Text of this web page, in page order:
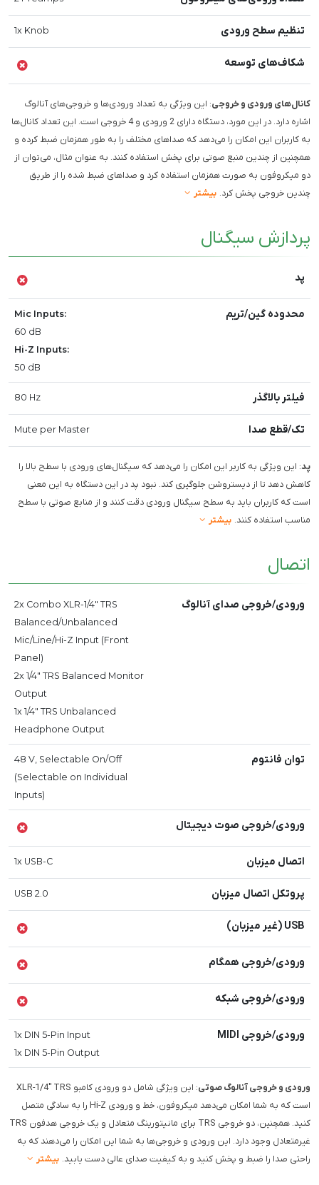
تنظیم سطح ورودی 1x Knob
شکاف‌های توسعه
کانال‌های ورودی و خروجی: این ویژگی به تعداد ورودی‌ها و خروجی‌های آنالوگ
اشاره دارد. در این مورد، دستگاه دارای 2 ورودی و 4 خروجی است. این تعداد کانال‌ها
به کاربران این امکان را می‌دهد که صداهای مختلف را به طور همزمان ضبط کرده و
همچنین از چندین منبع صوتی برای پخش استفاده کنند. به عنوان مثال، می‌توان از
دو میکروفون به صورت همزمان استفاده کرد و صداهای ضبط شده را از طریق
چندین خروجی پخش کرد. بیشتر
پردازش سیگنال
پد
محدوده گین/تریم
Mic Inputs:
60 dB
Hi-Z Inputs:
50 dB
فیلتر بالاگذر 80 Hz
تک/قطع صدا Mute per Master
پد: این ویژگی به کاربر این امکان را می‌دهد که سیگنال‌های ورودی با سطح بالا را
کاهش دهد تا از دیستروشن جلوگیری کند. نبود پد در این دستگاه به این معنی
است که کاربران باید به سطح سیگنال ورودی دقت کنند و از منابع صوتی با سطح
مناسب استفاده کنند. بیشتر
اتصال
ورودی/خروجی صدای آنالوگ
2x Combo XLR-1/4" TRS
Balanced/Unbalanced
Mic/Line/Hi-Z Input (Front
Panel)
2x 1/4" TRS Balanced Monitor
Output
1x 1/4" TRS Unbalanced
Headphone Output
توان فانتوم
48 V, Selectable On/Off
(Selectable on Individual
Inputs)
ورودی/خروجی صوت دیجیتال
اتصال میزبان 1x USB-C
پروتکل اتصال میزبان USB 2.0
USB (غیر میزبان)
ورودی/خروجی همگام
ورودی/خروجی شبکه
ورودی/خروجی MIDI
1x DIN 5-Pin Input
1x DIN 5-Pin Output
ورودی و خروجی آنالوگ صوتی
: این ویژگی شامل دو ورودی کامبو XLR-1/4" TRS
است که به شما امکان می‌دهد میکروفون، خط و ورودی Hi-Z را به سادگی متصل
کنید. همچنین، دو خروجی TRS برای مانیتورینگ متعادل و یک خروجی هدفون TRS
غیرمتعادل وجود دارد. این ورودی و خروجی‌ها به شما این امکان را می‌دهند که به
راحتی صدا را ضبط و پخش کنید و به کیفیت صدای عالی دست یابید. بیشتر